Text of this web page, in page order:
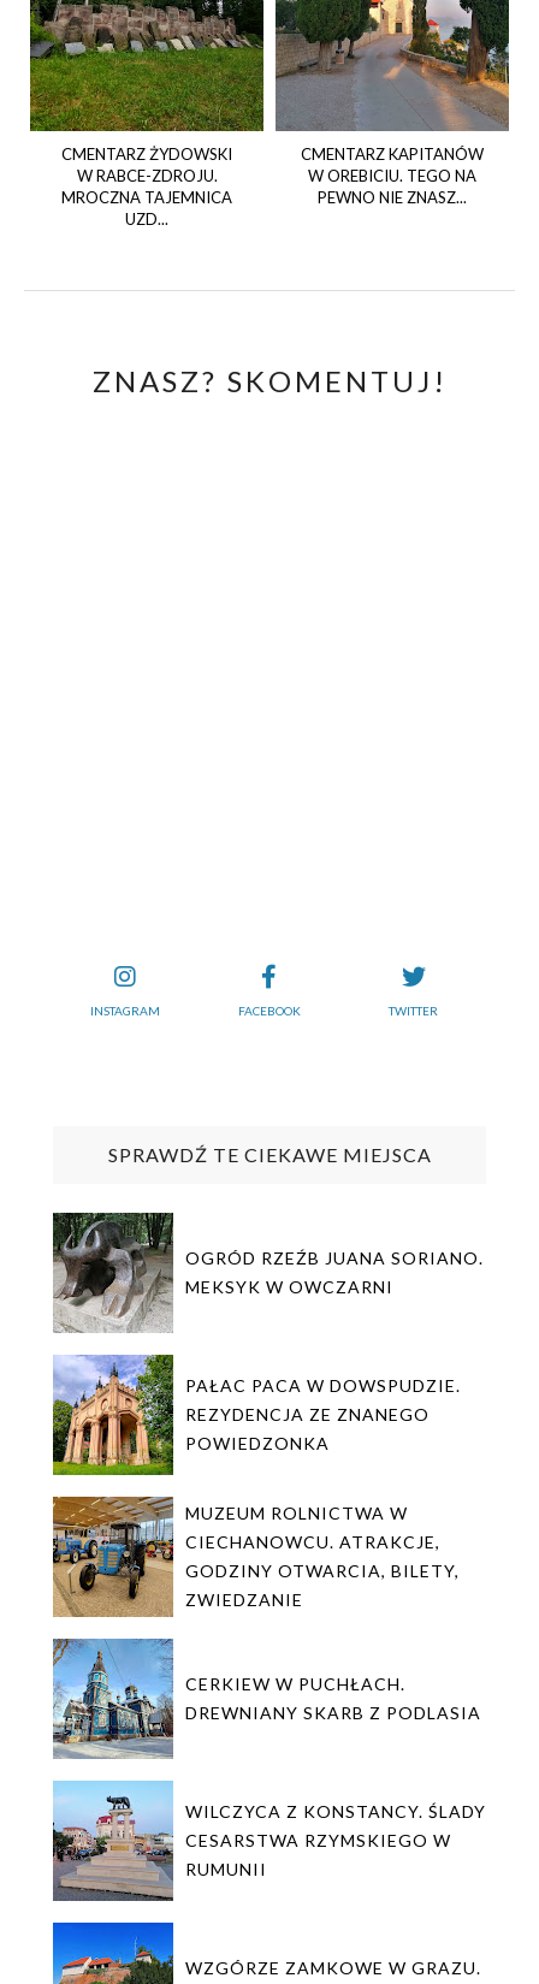
CMENTARZ ŻYDOWSKI
W RABCE-ZDROJU.
MROCZNA TAJEMNICA
UZD...
CMENTARZ KAPITANÓW
W OREBICIU. TEGO NA
PEWNO NIE ZNASZ...
ZNASZ? SKOMENTUJ!
INSTAGRAM FACEBOOK TWITTER
SPRAWDŹ TE CIEKAWE MIEJSCA
OGRÓD RZEŹB JUANA SORIANO.
MEKSYK W OWCZARNI
PAŁAC PACA W DOWSPUDZIE.
REZYDENCJA ZE ZNANEGO
POWIEDZONKA
MUZEUM ROLNICTWA W
CIECHANOWCU. ATRAKCJE,
GODZINY OTWARCIA, BILETY,
ZWIEDZANIE
CERKIEW W PUCHŁACH.
DREWNIANY SKARB Z PODLASIA
WILCZYCA Z KONSTANCY. ŚLADY
CESARSTWA RZYMSKIEGO W
RUMUNII
WZGÓRZE ZAMKOWE W GRAZU.